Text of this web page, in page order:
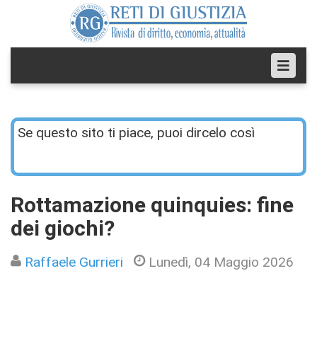
Se questo sito ti piace, puoi dircelo così
Rottamazione quinquies: fine
dei giochi?
Raffaele Gurrieri Lunedì, 04 Maggio 2026